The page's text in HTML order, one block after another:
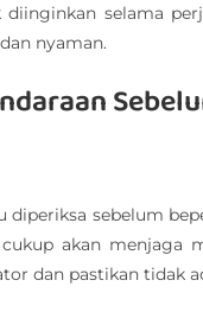
selama
nyaman.
sebelum
akan menjaga
dan pastikan tidak